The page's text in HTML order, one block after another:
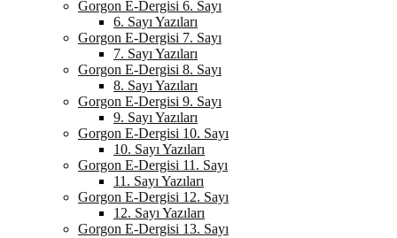
Gorgon E-Dergisi 6. Sayı
6. Sayı Yazıları
Gorgon E-Dergisi 7. Sayı
7. Sayı Yazıları
Gorgon E-Dergisi 8. Sayı
8. Sayı Yazıları
Gorgon E-Dergisi 9. Sayı
9. Sayı Yazıları
Gorgon E-Dergisi 10. Sayı
10. Sayı Yazıları
Gorgon E-Dergisi 11. Sayı
11. Sayı Yazıları
Gorgon E-Dergisi 12. Sayı
12. Sayı Yazıları
Gorgon E-Dergisi 13. Sayı